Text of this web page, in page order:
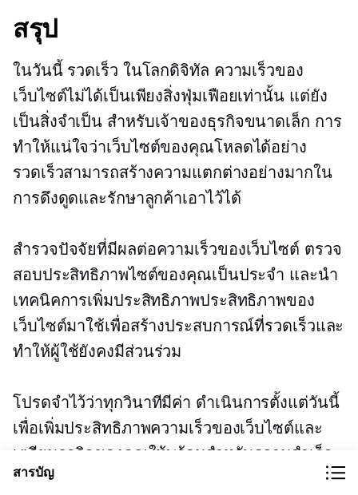
สรุป
ในวันนี้ รวดเร็ว ในโลกดิจิทัล ความเร็วของ
เว็บไซต์ไม่ได้เป็นเพียงสิ่งฟุ่มเฟือยเท่านั้น แต่ยัง
เป็นสิ่งจำเป็น สำหรับเจ้าของธุรกิจขนาดเล็ก การ
ทำให้แน่ใจว่าเว็บไซต์ของคุณโหลดได้อย่าง
รวดเร็วสามารถสร้างความแตกต่างอย่างมากใน
การดึงดูดและรักษาลูกค้าเอาไว้ได้
สำรวจปัจจัยที่มีผลต่อความเร็วของเว็บไซต์ ตรวจ
สอบประสิทธิภาพไซต์ของคุณเป็นประจำ และนำ
เทคนิคการเพิ่มประสิทธิภาพประสิทธิภาพของ
เว็บไซต์มาใช้เพื่อสร้างประสบการณ์ที่รวดเร็วและ
ทำให้ผู้ใช้ยังคงมีส่วนร่วม
โปรดจำไว้ว่าทุกวินาทีมีค่า ดำเนินการตั้งแต่วันนี้
เพื่อเพิ่มประสิทธิภาพความเร็วของเว็บไซต์และ
เตรียมธุรกิจของคุณให้พร้อมสำหรับความสำเร็จ
หนึ่งในขั้นตอนแรกที่คุณสามารถทำได้คือเลือก
สารบัญ